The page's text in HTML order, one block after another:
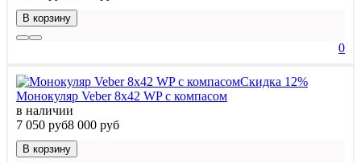
В корзину
0
Скидка 12%
Монокуляр Veber 8х42 WP с компасом
в наличии
7 050 руб8 000 руб
В корзину